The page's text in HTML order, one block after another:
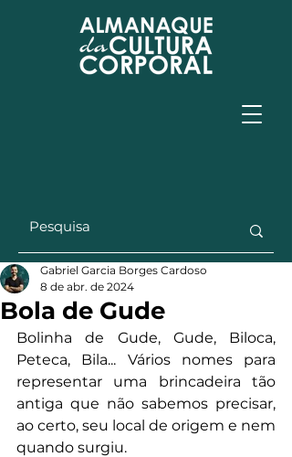
Bola de Gude
Gabriel Garcia Borges Cardoso
8 de abr. de 2024
Bolinha de Gude, Gude, Biloca,
Peteca, Bila... Vários nomes para
representar uma brincadeira tão
antiga que não sabemos precisar,
ao certo, seu local de origem e nem
quando surgiu.